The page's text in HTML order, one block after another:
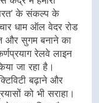
के संकल्प के
धाम ऑल वेदर रोड
और सुगम बनाने का
रेलवे लाइन
जा रहा है।
बढ़ाने और
को भी सराहा।